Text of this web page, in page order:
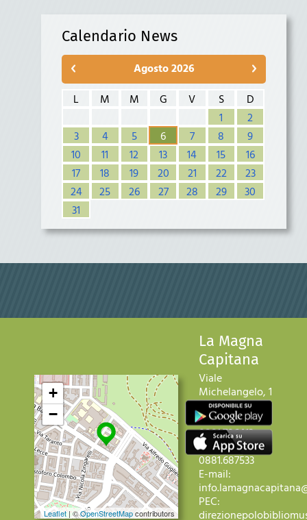
Calendario News
Agosto 2026
L
M M G V S
D
1
2
3
4 5 6 7 8
9
10
11 12 13 14 15
16
17
18 19 20 21 22
23
24
25 26 27 28 29
30
31
+
−
Leaflet| ©OpenStreetMapcontributors
La Magna
Capitana
Viale
Michelangelo, 1
71121 Foggia
Telefono:+39
0881.706413
Fax: +39
0881.687533
E-mail:
PEC: